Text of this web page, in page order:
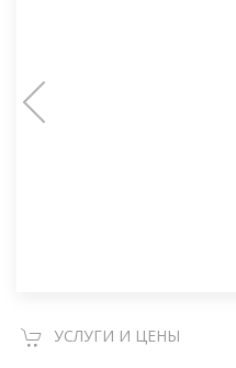
УСЛУГИ И ЦЕНЫ